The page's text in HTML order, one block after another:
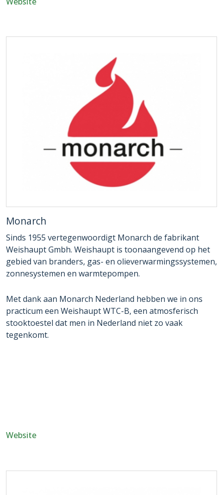
Monarch
Sinds 1955 vertegenwoordigt Monarch de fabrikant
Weishaupt Gmbh. Weishaupt is toonaangevend op het
gebied van branders, gas- en olieverwarmingssystemen,
zonnesystemen en warmtepompen.
Met dank aan Monarch Nederland hebben we in ons
practicum een Weishaupt WTC-B, een atmosferisch
stooktoestel dat men in Nederland niet zo vaak
tegenkomt.
Website